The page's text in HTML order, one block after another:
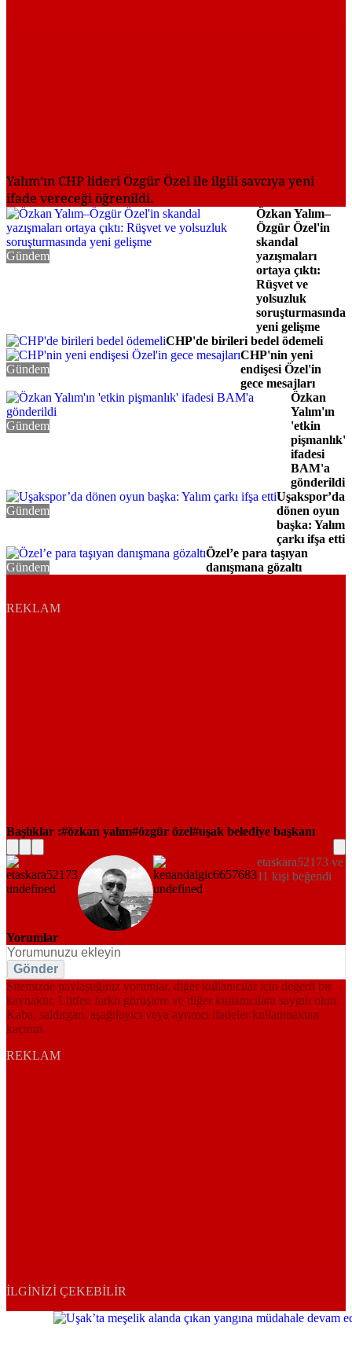
Yalım’ın CHP lideri Özgür Özel ile ilgili savcıya yeni
ifade vereceği öğrenildi.
Gündem
Özkan Yalım–
Özgür Özel'in
skandal
yazışmaları
ortaya çıktı:
Rüşvet ve
yolsuzluk
soruşturmasında
yeni gelişme
Gündem
CHP'de birileri bedel ödemeli
Gündem
CHP'nin yeni
endişesi Özel'in
gece mesajları
Gündem
Özkan
Yalım'ın
'etkin
pişmanlık'
ifadesi
BAM'a
gönderildi
Gündem
Uşakspor’da
dönen oyun
başka: Yalım
çarkı ifşa etti
Gündem
Özel’e para taşıyan
danışmana gözaltı
REKLAM
Başlıklar : özkan yalım özgür özel uşak belediye başkanı
etaskara52173 ve
11 kişi beğendi
Yorumlar
Gönder
Sitemizde paylaştığınız yorumlar, diğer kullanıcılar için değerli bir
kaynaktır. Lütfen farklı görüşlere ve diğer kullanıcılara saygılı olun.
Kaba, saldırgan, aşağılayıcı veya ayrımcı ifadeler kullanmaktan
kaçının.
REKLAM
İLGINIZI ÇEKEBILIR